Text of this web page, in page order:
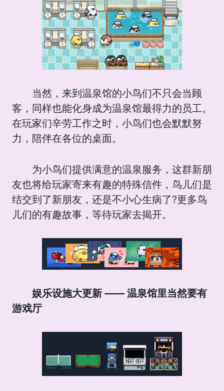
当然，来到温泉馆的小鸟们不只会当顾
客，同样也能化身成为温泉馆最得力的员工。
在玩家们辛劳工作之时，小鸟们也会默默努
力，陪伴在各位的桌面。
为小鸟们提供满意的温泉服务，这群新朋
友也将给玩家寄来有趣的特殊信件，鸟儿们是
结交到了新朋友，还是不小心生病了?更多鸟
儿们的有趣故事，等待玩家去揭开。
娱乐设施大更新 —— 温泉馆里当然要有
游戏厅